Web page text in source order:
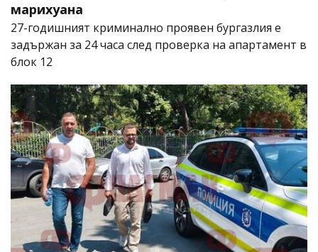
марихуана
27-годишният криминално проявен бургазлия е
задържан за 24 часа след проверка на апартамент в
блок 12